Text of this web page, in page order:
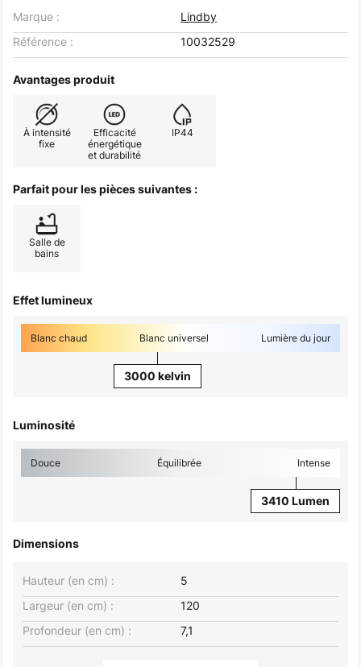
Marque :
Lindby
Référence :
10032529
Avantages produit
À intensité
fixe
Efficacité
énergétique
et durabilité
IP44
Parfait pour les pièces suivantes :
Salle de
bains
Effet lumineux
Blanc chaud Blanc universel Lumière du jour
3000 kelvin
Luminosité
Douce Équilibrée Intense
3410 Lumen
Dimensions
Largeur (en cm) : 120
Hauteur (en cm) : 5
Profondeur (en cm) : 7,1